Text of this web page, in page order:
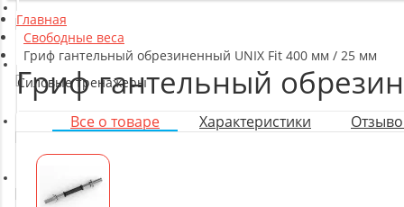
Кардиотренажеры
Силовые тренажеры
Оборудование для настольного тенниса
Главная
Свободные веса
Гриф гантельный обрезиненный UNIX Fit 400 мм / 25 мм
Гриф гантельный
Все о товаре Характеристики